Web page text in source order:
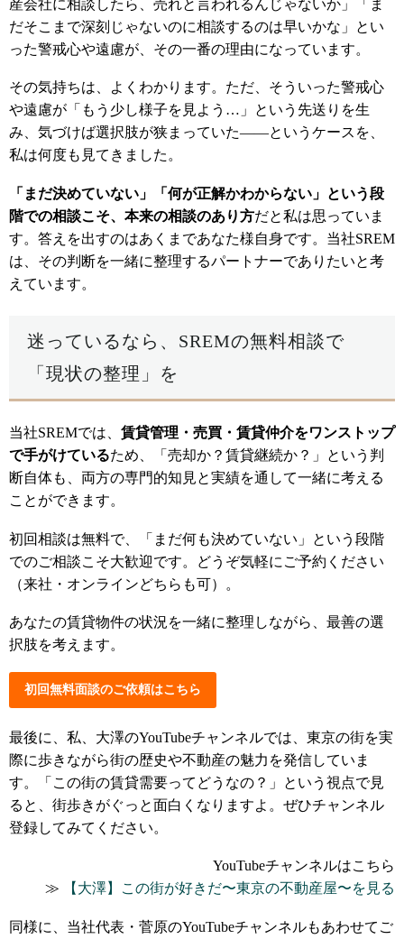
産会社に相談したら、売れと言われるんじゃないか」「ま
だそこまで深刻じゃないのに相談するのは早いかな」とい
った警戒心や遠慮が、その一番の理由になっています。
その気持ちは、よくわかります。ただ、そういった警戒心
や遠慮が「もう少し様子を見よう…」という先送りを生
み、気づけば選択肢が狭まっていた——というケースを、
私は何度も見てきました。
「まだ決めていない」「何が正解かわからない」という段
階での相談こそ、本来の相談のあり方だと私は思っていま
す。答えを出すのはあくまであなた様自身です。当社SREM
は、その判断を一緒に整理するパートナーでありたいと考
えています。
迷っているなら、SREMの無料相談で
「現状の整理」を
当社SREMでは、 賃貸管理・売買・賃貸仲介をワンストップ
で手がけているため、「売却か？賃貸継続か？」という判
断自体も、両方の専門的知見と実績を通して一緒に考える
ことができます。
初回相談は無料で、「まだ何も決めていない」という段階
でのご相談こそ大歓迎です。どうぞ気軽にご予約ください
（来社・オンラインどちらも可）。
あなたの賃貸物件の状況を一緒に整理しながら、最善の選
択肢を考えます。
初回無料面談のご依頼はこちら
最後に、私、大澤のYouTubeチャンネルでは、東京の街を実
際に歩きながら街の歴史や不動産の魅力を発信していま
す。「この街の賃貸需要ってどうなの？」という視点で見
ると、街歩きがぐっと面白くなりますよ。ぜひチャンネル
登録してみてください。
YouTubeチャンネルはこちら
≫
【大澤】この街が好きだ〜東京の不動産屋〜を見る
同様に、当社代表・菅原のYouTubeチャンネルもあわせてご